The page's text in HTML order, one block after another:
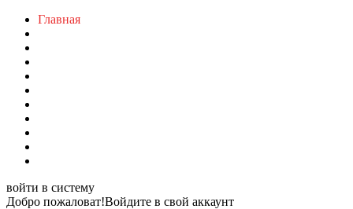
Главная
войти в систему
Добро пожаловат!Войдите в свой аккаунт